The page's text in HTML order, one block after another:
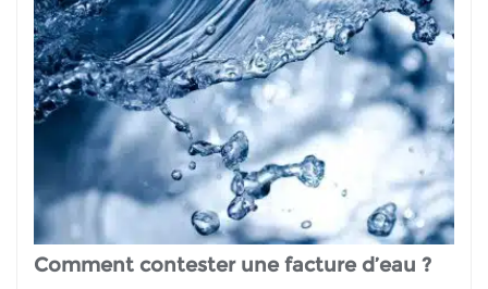
Comment contester une facture d’eau ?